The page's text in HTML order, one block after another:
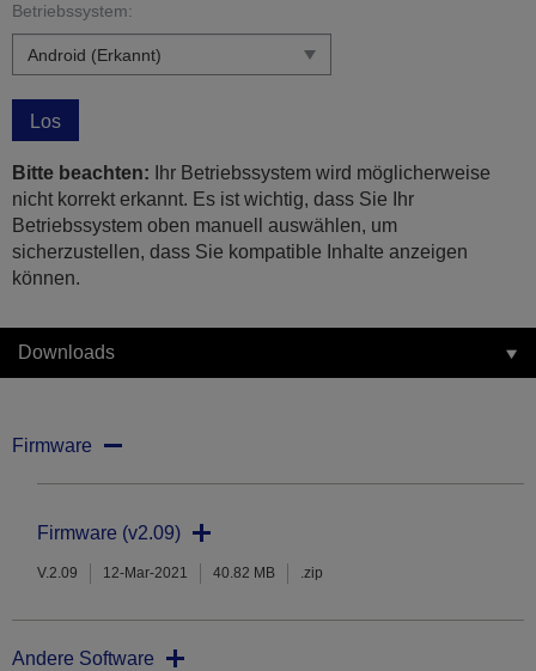
Betriebssystem:
Los
Bitte beachten: Ihr Betriebssystem wird möglicherweise
nicht korrekt erkannt. Es ist wichtig, dass Sie Ihr
Betriebssystem oben manuell auswählen, um
sicherzustellen, dass Sie kompatible Inhalte anzeigen
können.
Downloads
Firmware
Firmware (v2.09)
V.2.09 12-Mar-2021 40.82 MB .zip
Andere Software